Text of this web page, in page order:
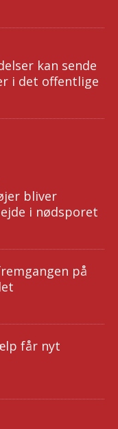
kan sende
i det offentlige
bliver
i nødsporet
på
får nyt